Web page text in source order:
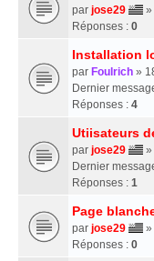
par jose29
»
Réponses : 0
Installation
par Foulrich »
Dernier
Réponses : 4
Utiisateurs
par jose29
»
Dernier
Réponses : 1
Page
par jose29
»
Réponses : 0